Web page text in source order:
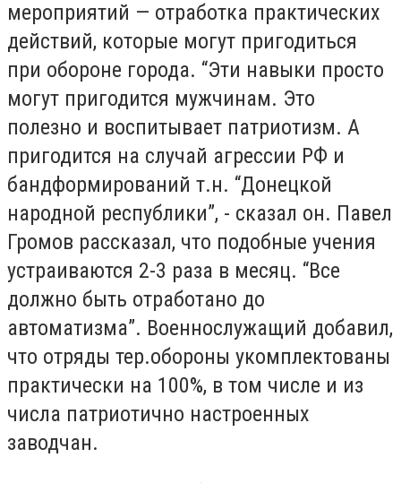
мероприятий — отработка практических
действий, которые могут пригодиться
при обороне города. “Эти навыки просто
могут пригодится мужчинам. Это
полезно и воспитывает патриотизм. А
пригодится на случай агрессии РФ и
бандформирований т.н. “Донецкой
народной республики”, - сказал он. Павел
Громов рассказал, что подобные учения
устраиваются 2-3 раза в месяц. “Все
должно быть отработано до
автоматизма”. Военнослужащий добавил,
что отряды тер.обороны укомплектованы
практически на 100%, в том числе и из
числа патриотично настроенных
заводчан.